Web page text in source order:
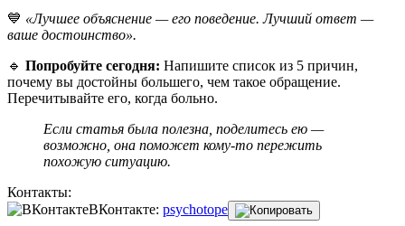
💙 «Лучшее объяснение — его поведение. Лучший ответ —
ваше достоинство».
🔹 Попробуйте сегодня: Напишите список из 5 причин,
почему вы достойны большего, чем такое обращение.
Перечитывайте его, когда больно.
Если статья была полезна, поделитесь ею —
возможно, она поможет кому-то пережить
похожую ситуацию.
Контакты:
ВКонтакте: psychotope